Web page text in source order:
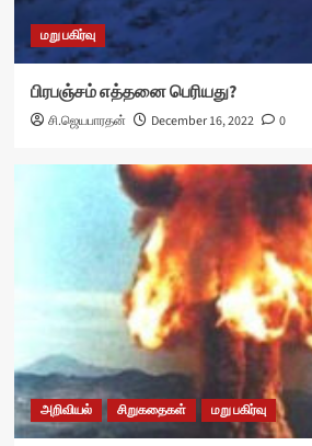
மறு பகிர்வு
பிரபஞ்சம் எத்தனை பெரியது?
சி.ஜெயபாரதன் December 16, 2022 0
அறிவியல் சிறுகதைகள் மறு பகிர்வு